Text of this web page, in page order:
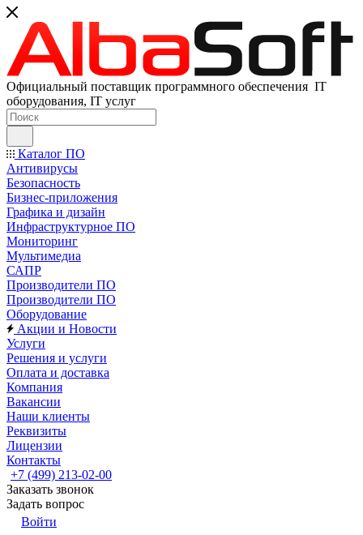
Официальный поставщик программного обеспечения IT
оборудования, IT услуг
Каталог ПО
Антивирусы
Безопасность
Бизнес-приложения
Графика и дизайн
Инфраструктурное ПО
Мониторинг
Мультимедиа
САПР
Производители ПО
Производители ПО
Оборудование
Акции и Новости
Услуги
Решения и услуги
Оплата и доставка
Компания
Вакансии
Наши клиенты
Реквизиты
Лицензии
Контакты
+7 (499) 213-02-00
Заказать звонок
Задать вопрос
Войти